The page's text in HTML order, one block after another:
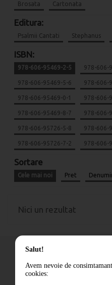
Brosata Cartonata
Editura:
Psalmii Cantati Stephanus
ISBN:
978-606-95469-2-5 978-606-
978-606-95469-5-6 978-606-
978-606-95469-0-1 978-606-
978-606-95469-8-7 978-606-
978-606-95726-5-8 978-606-
978-606-95726-7-2 978-606-
Sortare
Cele mai noi Pret
Nici un rezultat
Cum comand
Salut!
Avem nevoie de
cookies: